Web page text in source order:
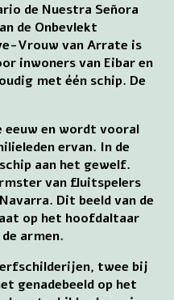
de Nuestra Señora
de Onbevlekt
Vrouw van Arrate is
inwoners van Eibar en
met één schip. De
eeuw en wordt vooral
ervan. In de
aan het gewelf.
van fluitspelers
Dit beeld van de
op het hoofdaltaar
armen.
twee bij
genadebeeld op het